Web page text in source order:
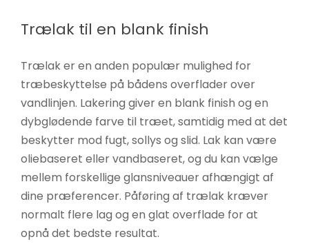
Trælak til en blank finish
Trælak er en anden populær mulighed for
træbeskyttelse på bådens overflader over
vandlinjen. Lakering giver en blank finish og en
dybglødende farve til træet, samtidig med at det
beskytter mod fugt, sollys og slid. Lak kan være
oliebaseret eller vandbaseret, og du kan vælge
mellem forskellige glansniveauer afhængigt af
dine præferencer. Påføring af trælak kræver
normalt flere lag og en glat overflade for at
opnå det bedste resultat.